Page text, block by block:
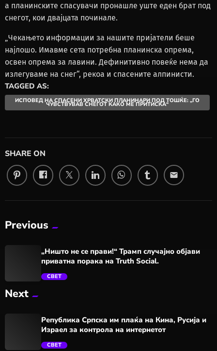
а планинските спасувачи пронашле уште еден брат под
снегот, кои двајцата починале.
„Чекањето информации за нашите пријатели беше
најлошо. Имавме сета потребна планинска опрема,
освен опрема за лавини. Дефинитивно повеќе нема да
излегуваме на снег“, рекоа и спасените алпинисти.
TAGGED AS:
ИСПОВЕД НА СПАСЕНИ ХРВАТСКИ ПЛАНИНАРИ ПОД ТОШЌЕ: „ГО
ЧУВСТВУВАВ СНЕГОТ КАКО МЕ ПРИТИСКА“
SHARE ON
email
Previous
„Ништо не се прави!“ Трамп случајно објави
приватна порака на Truth Social.
СВЕТ
Next
Република Српска им плаќа на Кина, Русија и
Израел за контрола на интернетот
СВЕТ